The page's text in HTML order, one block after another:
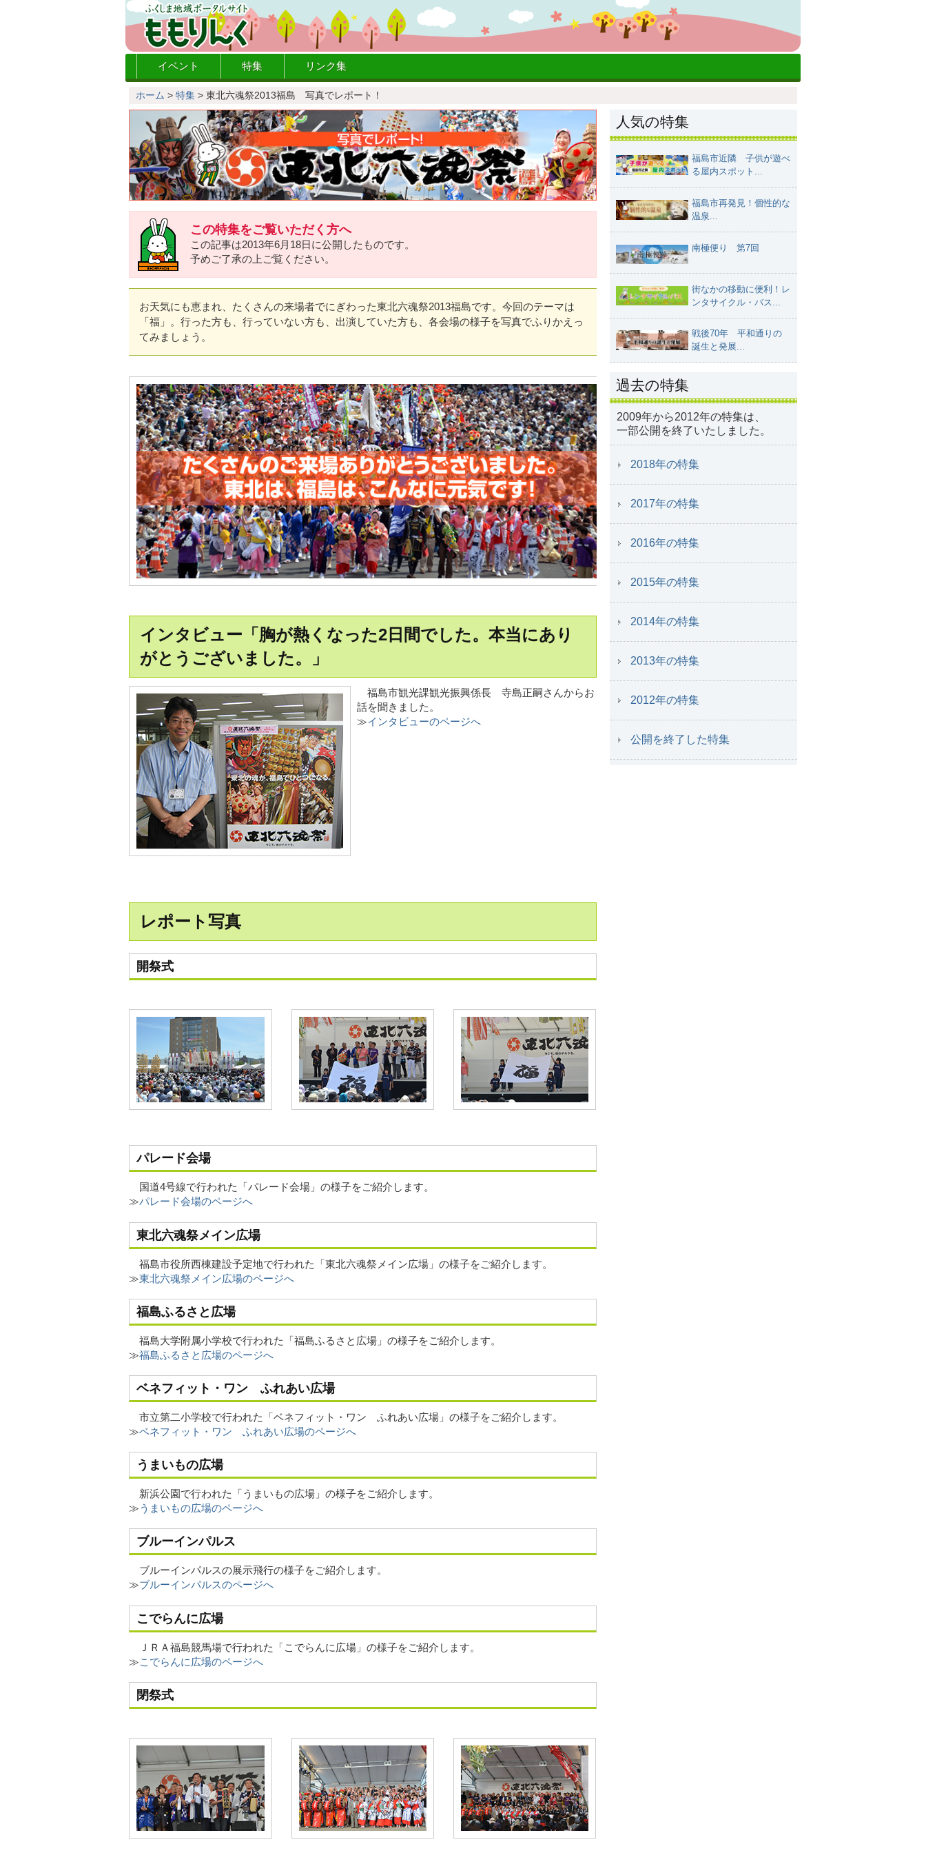
イベント 特集 リンク集
ホーム >特集 >東北六魂祭2013福島 写真でレポート！
この特集をご覧いただく方へ
この記事は2013年6月18日に公開したものです。
予めご了承の上ご覧ください。
お天気にも恵まれ、たくさんの来場者でにぎわった東北六魂祭2013福島です。今回のテーマは
「福」。行った方も、行っていない方も、出演していた方も、各会場の様子を写真でふりかえっ
てみましょう。
インタビュー「胸が熱くなった2日間でした。本当にあり
がとうございました。」
福島市観光課観光振興係長 寺島正嗣さんからお
話を聞きました。
≫インタビューのページへ
レポート写真
開祭式
パレード会場
国道4号線で行われた「パレード会場」の様子をご紹介します。
≫パレード会場のページへ
東北六魂祭メイン広場
福島市役所西棟建設予定地で行われた「東北六魂祭メイン広場」の様子をご紹介します。
≫東北六魂祭メイン広場のページへ
福島ふるさと広場
福島大学附属小学校で行われた「福島ふるさと広場」の様子をご紹介します。
≫福島ふるさと広場のページへ
ベネフィット・ワン ふれあい広場
市立第二小学校で行われた「ベネフィット・ワン ふれあい広場」の様子をご紹介します。
≫ベネフィット・ワン ふれあい広場のページへ
うまいもの広場
新浜公園で行われた「うまいもの広場」の様子をご紹介します。
≫うまいもの広場のページへ
ブルーインパルス
ブルーインパルスの展示飛行の様子をご紹介します。
≫ブルーインパルスのページへ
こでらんに広場
ＪＲＡ福島競馬場で行われた「こでらんに広場」の様子をご紹介します。
≫こでらんに広場のページへ
閉祭式
人気の特集
福島市近隣 子供が遊べ
る屋内スポット...
福島市再発見！個性的な
温泉...
南極便り 第7回
街なかの移動に便利！レ
ンタサイクル・バス...
戦後70年 平和通りの
誕生と発展...
過去の特集
2009年から2012年の特集は、
一部公開を終了いたしました。
2018年の特集
2017年の特集
2016年の特集
2015年の特集
2014年の特集
2013年の特集
2012年の特集
公開を終了した特集